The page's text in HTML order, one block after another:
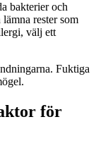
bakterier och
rester som
välj ett
Fuktiga
för